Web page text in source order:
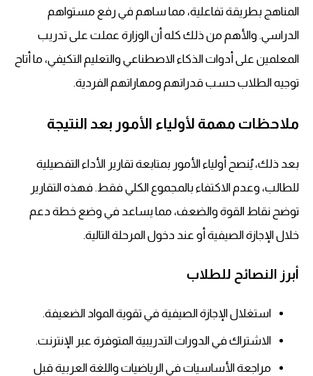
المناهج بطريقة تفاعلية، مما ساهم في رفع مستواهم
الدراسي. والأهم من ذلك كله أن الوزارة عملت على تدريب
المعلمين على أدوات الذكاء الاصطناعي والتعليم التكيفي، ما أتاح
توجيه الطلاب حسب قدراتهم ومهاراتهم الفردية.
ملاحظات مهمة لأولياء الأمور بعد النتيجة
بعد ذلك، يُنصح أولياء الأمور بمتابعة تقارير الأداء التفصيلية
للطالب، وعدم الاكتفاء بالمجموع الكلي فقط. فهذه التقارير
توضح نقاط القوة والضعف، مما يساعد في وضع خطة دعم
خلال الإجازة الصيفية أو عند دخول المرحلة التالية.
أبرز النصائح للطلاب
استغلال الإجازة الصيفية في تقوية المواد الضعيفة.
الاشتراك في الدورات التدريبية المتوفرة عبر الإنترنت.
مراجعة الأساسيات في الرياضيات واللغة العربية قبل